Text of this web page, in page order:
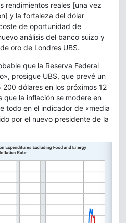
rendimientos reales [una vez
y la fortaleza del dólar
de oportunidad de
análisis del banco suizo y
oro de Londres UBS.
que la Reserva Federal
prosigue UBS, que prevé un
dólares en los próximos 12
que la inflación se modere en
todo en el indicador de «media
por el nuevo presidente de la